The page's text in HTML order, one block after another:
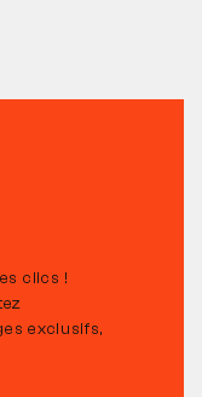
clics !
exclusifs,